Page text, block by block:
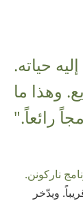
حياته.
وهذا ما
رائعاً."
ناركونن.
ويدّخر